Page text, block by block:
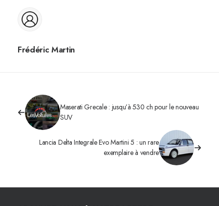
Frédéric Martin
Maserati Grecale : jusqu’à 530 ch pour le nouveau
SUV
Lancia Delta Integrale Evo Martini 5 : un rare
exemplaire à vendre